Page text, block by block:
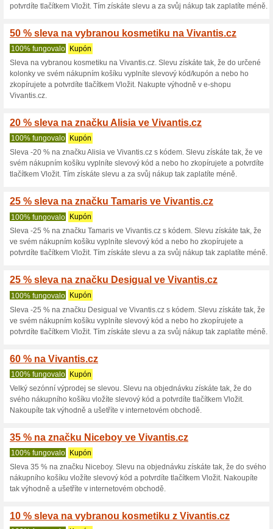
Aktuální slevy a
30 % na značku
100% fungovalo Kupón
svého nákupního košíku
Nakoupíte tak výhodně a
15 % na produkty La
Sleva na produkty La Rive.
nákupního košíku vložíte
tak výhodně a ušetříte v
10 % sleva na